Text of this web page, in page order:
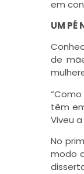
em
UM PÉ
de
têm
Viveu
No
modo